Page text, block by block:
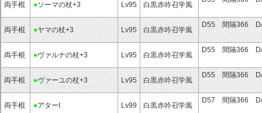
両手棍 ●ソーマの杖+3 Lv95 白黒赤吟召学風
両手棍 ●ヤマの杖+3 Lv95 白黒赤吟召学風
D55 間隔366
両手棍 ●ヴァルナの杖+3 Lv95 白黒赤吟召学風
D55 間隔366
両手棍 ●ヴァーユの杖+3 Lv95 白黒赤吟召学風
D55 間隔366
両手棍 ●アターI Lv99 白黒赤吟召学風
D57 間隔366